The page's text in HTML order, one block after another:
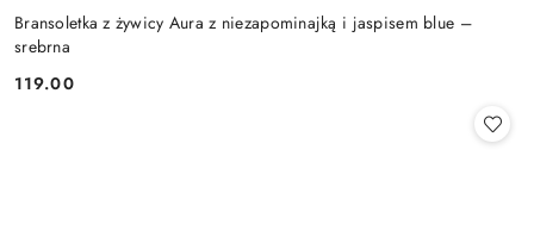
Bransoletka z żywicy Aura z niezapominajką i jaspisem blue –
srebrna
Cena:
119.00